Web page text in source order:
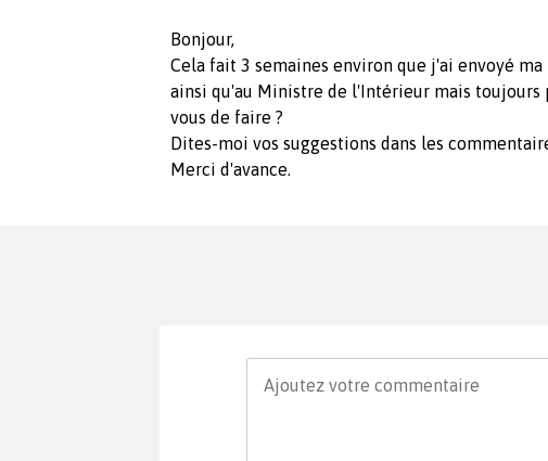
Bonjour,
Cela fait 3 semaines environ que j'ai envoyé
ainsi qu'au Ministre de l'Intérieur mais toujours
vous de faire ?
Dites-moi vos suggestions dans les
Merci d'avance.